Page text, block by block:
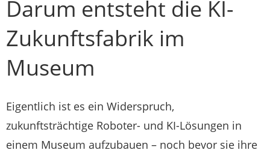
Darum entsteht die KI-
Zukunftsfabrik im
Museum
Eigentlich ist es ein Widerspruch,
zukunftsträchtige Roboter- und KI-Lösungen in
einem Museum aufzubauen – noch bevor sie ihre